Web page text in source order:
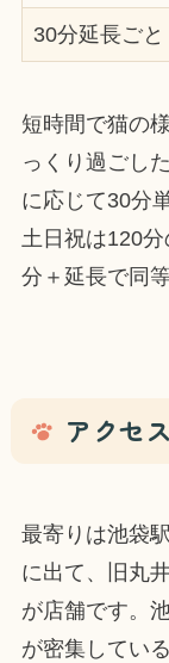
30分延長ごと
短時間で猫の
っくり過ごし
に応じて30分
土日祝は120
分＋延長で同
アクセ
最寄りは池袋
に出て、旧丸
が店舗です。
が密集してい